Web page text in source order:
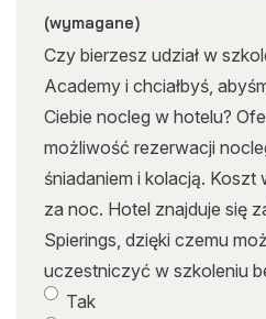
(wymagane)
Czy bierzesz udział w
Academy i chciałbyś,
Ciebie nocleg w hotelu? Oferujemy uczestnikom
możliwość rezerwacji
śniadaniem i kolacją.
za noc. Hotel znajduje się
Spierings, dzięki czemu
uczestniczyć w szkoleniu
Tak